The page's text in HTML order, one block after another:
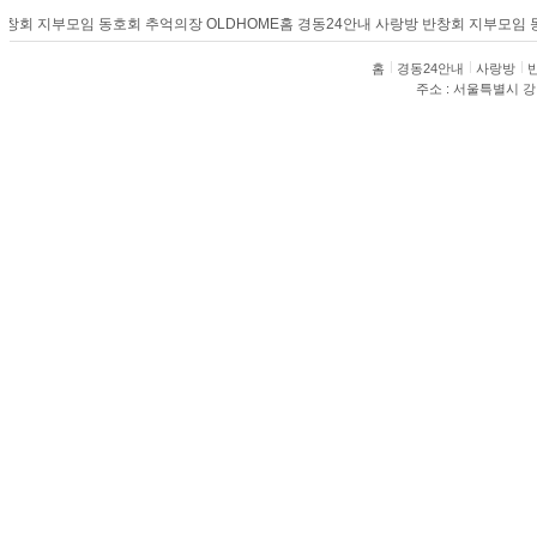
회 지부모임 동호회 추억의장 OLDHOME 홈 경동24안내 사랑방 반창회 지부모임 동
홈 경동24안내 사랑방
주소 : 서울특별시